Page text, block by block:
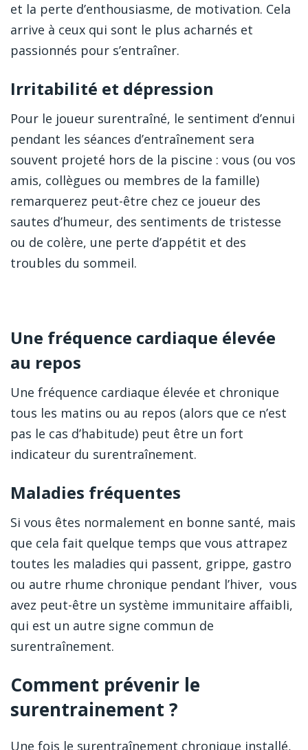
et la perte d’enthousiasme, de motivation. Cela
arrive à ceux qui sont le plus acharnés et
passionnés pour s’entraîner.
Irritabilité et dépression
Pour le joueur surentraîné, le sentiment d’ennui
pendant les séances d’entraînement sera
souvent projeté hors de la piscine : vous (ou vos
amis, collègues ou membres de la famille)
remarquerez peut-être chez ce joueur des
sautes d’humeur, des sentiments de tristesse
ou de colère, une perte d’appétit et des
troubles du sommeil.
Une fréquence cardiaque élevée
au repos
Une fréquence cardiaque élevée et chronique
tous les matins ou au repos (alors que ce n’est
pas le cas d’habitude) peut être un fort
indicateur du surentraînement.
Maladies fréquentes
Si vous êtes normalement en bonne santé, mais
que cela fait quelque temps que vous attrapez
toutes les maladies qui passent, grippe, gastro
ou autre rhume chronique pendant l’hiver, vous
avez peut-être un système immunitaire affaibli,
qui est un autre signe commun de
surentraînement.
Comment prévenir le
surentrainement ?
Une fois le surentraînement chronique installé,